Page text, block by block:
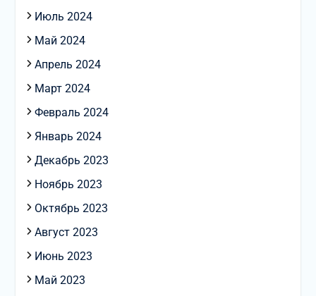
Июль 2024
Май 2024
Апрель 2024
Март 2024
Февраль 2024
Январь 2024
Декабрь 2023
Ноябрь 2023
Октябрь 2023
Август 2023
Июнь 2023
Май 2023